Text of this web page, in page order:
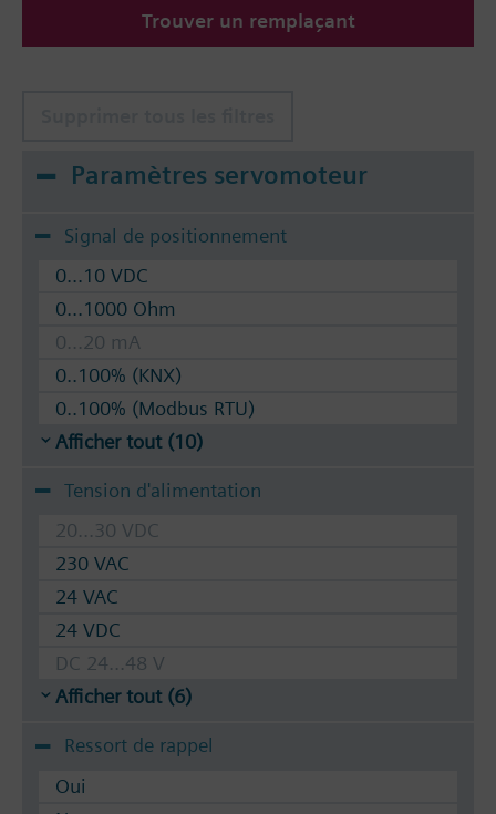
Trouver un remplaçant
Paramètres servomoteur
Signal de positionnement
0...10 VDC
0...1000 Ohm
0...20 mA
0..100% (KNX)
0..100% (Modbus RTU)
Afficher tout (10)
Tension d'alimentation
20...30 VDC
230 VAC
24 VAC
24 VDC
DC 24...48 V
Afficher tout (6)
Ressort de rappel
Oui